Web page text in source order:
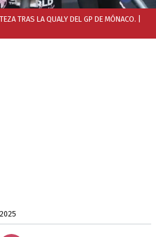
TRAS LA QUALY DEL GP DE MÓNACO.